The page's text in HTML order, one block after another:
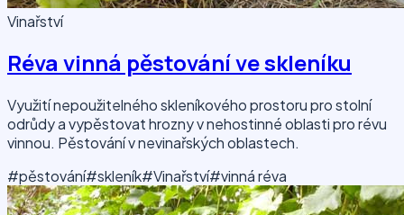
Vinařství
Réva vinná pěstování ve skleníku
Využití nepoužitelného skleníkového prostoru pro stolní
odrůdy a vypěstovat hrozny v nehostinné oblasti pro révu
vinnou. Pěstování v nevinařských oblastech.
#pěstování#skleník#Vinařství#vinná réva